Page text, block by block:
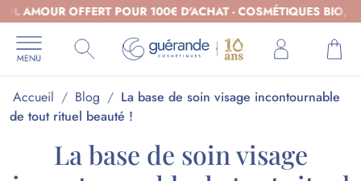
OFFERT POUR 100€ D'ACHAT - COSMÉTIQUES BIO,
Accueil / Blog / La base de soin visage incontournable
de tout rituel beauté !
La base de soin visage